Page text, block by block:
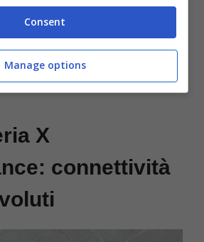
X
connettività
Consent
Manage options